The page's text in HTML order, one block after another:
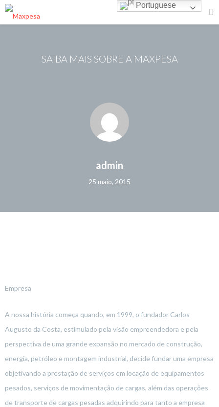
SAIBA MAIS SOBRE A MAXPESA
admin
25 maio, 2015
Empresa
A nossa história começa quando, em 1999, o fundador Carlos
Augusto da Costa, estimulado pela visão empreendedora e pela
perspectiva de uma grande expansão no mercado de construção,
energia, petróleo e montagem industrial, decide fundar uma empresa
objetivando a prestação de serviços em locação de equipamentos
pesados, serviços de movimentação de cargas, além das operações
de transporte de cargas pesadas adquirindo para tanto a empresa
Portuguese